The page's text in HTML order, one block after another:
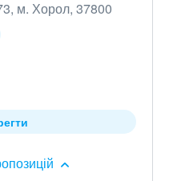
м. Хорол, 37800